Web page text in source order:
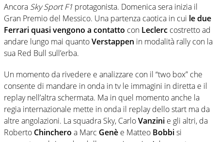
Ancora Sky Sport F1 protagonista. Domenica sera inizia il
Gran Premio del Messico. Una partenza caotica in cui le due
Ferrari quasi vengono a contatto con Leclerc costretto ad
andare lungo mai quantoVerstappen in modalità rally con la
sua Red Bull sull’erba.
Un momento da rivedere e analizzare con il “two box” che
consente di mandare in onda in tv le immagini in diretta e il
replay nell’altra schermata. Ma in quel momento anche la
regia internazionale mette in onda il replay dello start ma da
altre angolazioni. La squadra Sky, CarloVanzini e gli altri, da
Roberto Chinchero a Marc Genè e Matteo Bobbisi